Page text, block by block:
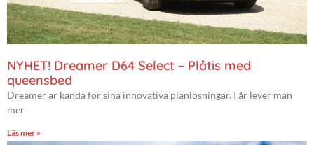
NYHET! Dreamer D64 Select – Plåtis med
queensbed
Dreamer är kända för sina innovativa planlösningar. I år lever man
mer
Läs mer »